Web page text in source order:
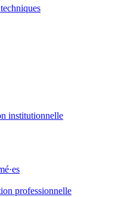
institutionnelle
professionnelle